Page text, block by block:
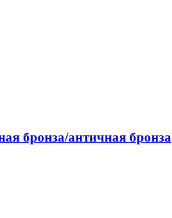
бронза/античная бронза